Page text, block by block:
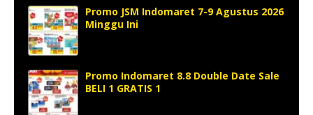
Promo JSM Indomaret 7-9 Agustus 2026
Minggu Ini
Promo Indomaret 8.8 Double Date Sale
BELI 1 GRATIS 1